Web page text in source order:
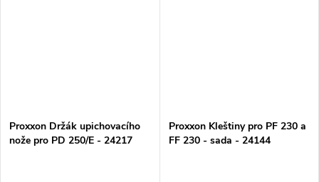
Proxxon Držák upichovacího
nože pro PD 250/E - 24217
Proxxon Kleštiny pro PF 230 a
FF 230 - sada - 24144